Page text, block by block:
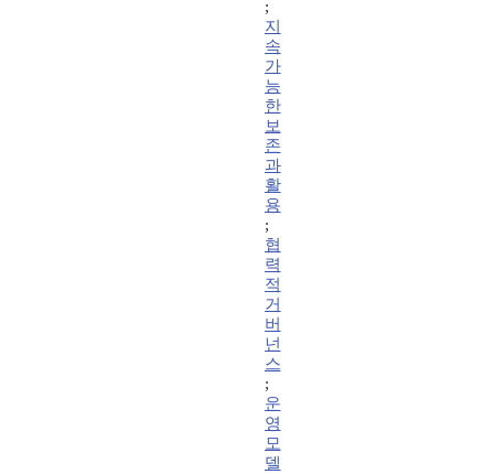
;
지
속
가
능
한
보
존
과
활
용
;
협
력
적
거
버
넌
스
;
운
영
모
델